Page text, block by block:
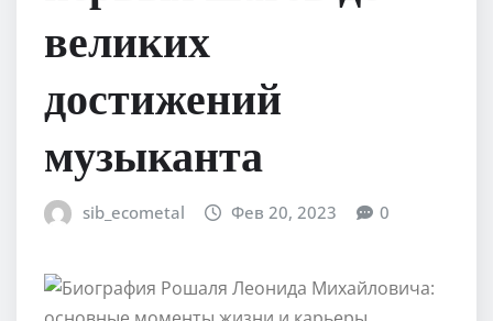
великих
достижений
музыканта
sib_ecometal Фев 20, 2023 0